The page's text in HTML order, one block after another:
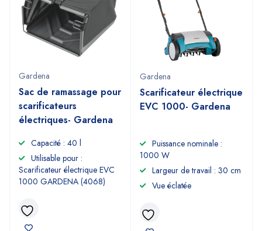
Gardena
Sac de ramassage pour
scarificateurs
électriques- Gardena
Capacité : 40 l
Utilisable pour :
Scarificateur électrique EVC
1000 GARDENA (4068)
Gardena
Scarificateur électrique
EVC 1000- Gardena
Puissance nominale :
1000 W
Largeur de travail : 30 cm
Vue éclatée